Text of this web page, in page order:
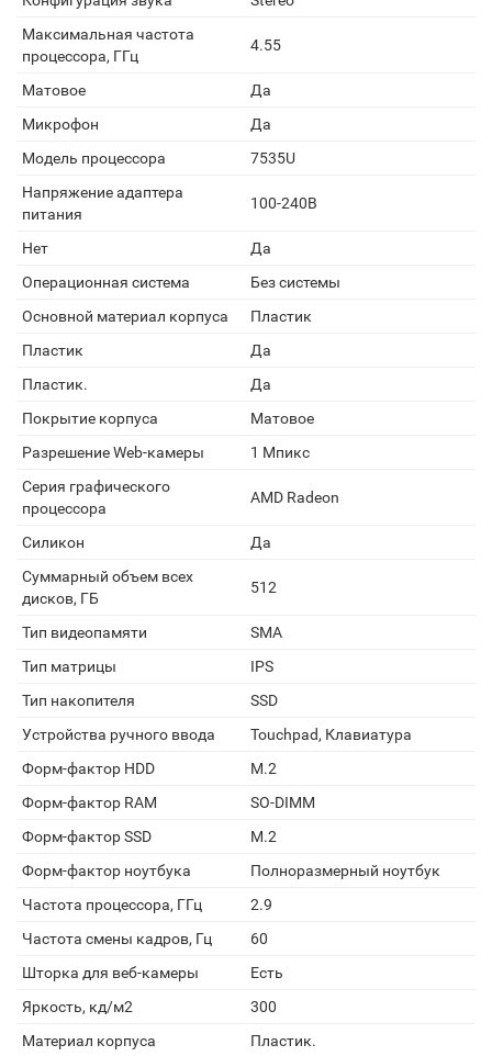
Максимальная частота
процессора, ГГц
4.55
Матовое
Да
Микрофон
Да
Модель процессора
7535U
Напряжение адаптера
питания
100-240В
Нет
Да
Операционная система
Без системы
Основной материал корпуса
Пластик
Пластик
Да
Пластик.
Да
Покрытие корпуса
Матовое
Разрешение Web-камеры
1 Мпикс
Серия графического
процессора
AMD Radeon
Силикон
Да
Суммарный объем всех
дисков, ГБ
512
Тип видеопамяти
SMA
Тип матрицы
IPS
Тип накопителя
SSD
Устройства ручного ввода
Touchpad, Клавиатура
Форм-фактор HDD
M.2
Форм-фактор RAM
SO-DIMM
Форм-фактор SSD
M.2
Форм-фактор ноутбука
Полноразмерный ноутбук
Частота процессора, ГГц
2.9
Частота смены кадров, Гц
60
Шторка для веб-камеры
Есть
Яркость, кд/м2
300
Материал корпуса
Пластик.